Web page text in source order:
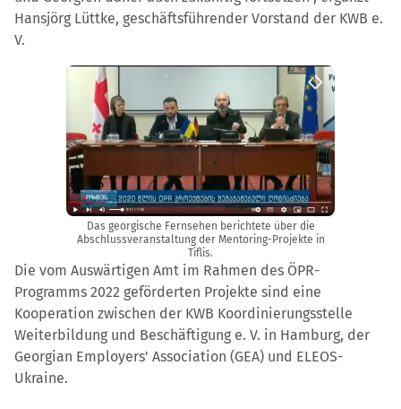
Hansjörg Lüttke, geschäftsführender Vorstand der KWB e.
V.
Die vom Auswärtigen Amt im Rahmen des ÖPR-
Programms 2022 geförderten Projekte sind eine
Kooperation zwischen der KWB Koordinierungsstelle
Weiterbildung und Beschäftigung e. V. in Hamburg, der
Georgian Employers' Association (GEA) und ELEOS-
Ukraine.
Das georgische Fernsehen berichtete über die
Abschlussveranstaltung der Mentoring-Projekte in
Tiflis.